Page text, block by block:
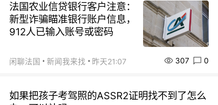
法国农业信贷银行客户注意：
新型诈骗瞄准银行账户信息，
912人已输入账号或密码
闲聊法国 新闻我来找 昨天21:07 307 0
如果把孩子考驾照的ASSR2证明找不到了怎么